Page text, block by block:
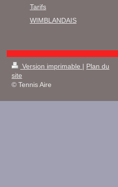
Tarifs
WIMBLANDAIS
Version imprimable | Plan du
site
© Tennis Aire